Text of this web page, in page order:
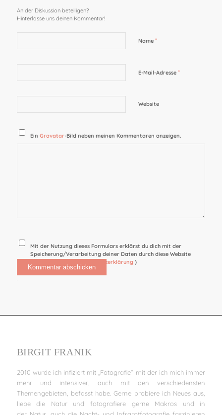
An der Diskussion beteiligen?
Hinterlasse uns deinen Kommentar!
Name *
E-Mail-Adresse *
Website
EinGravatar-Bild neben meinen Kommentaren anzeigen.
Mit der Nutzung dieses Formulars erklärst du dich mit der
Speicherung/Verarbeitung deiner Daten durch diese Website
Datenschutzerklärung)
BIRGIT FRANIK
2010 wurde ich infiziert mit „Fotografie“ mit der ich mich immer
mehr und intensiver, auch mit den verschiedensten
Themengebieten, befasst habe. Gerne probiere ich Neues aus,
liebe die Natur und fotografiere gerne Makros und in